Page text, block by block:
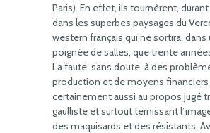
Paris). En effet, ils tournèrent, durant
dans les superbes paysages du
western français qui ne sortira,
poignée de salles, que trente
La faute, sans doute, à des
production et de moyens financiers
certainement aussi au propos jugé
gaulliste et surtout ternissant
des maquisards et des résistants.